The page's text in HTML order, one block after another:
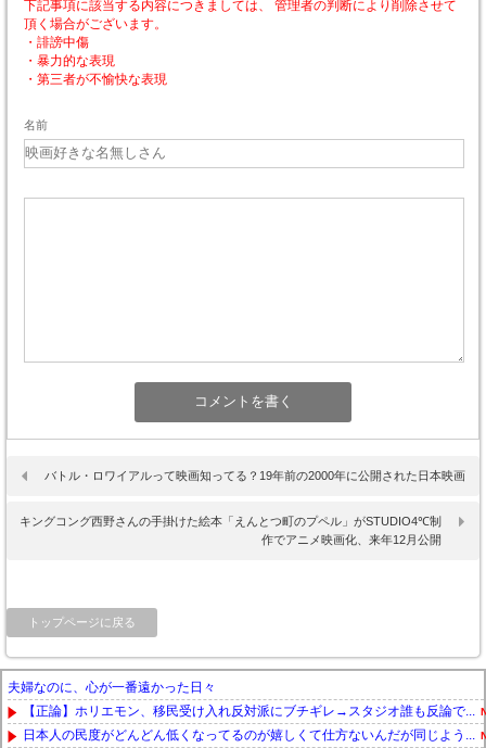
下記事項に該当する内容につきましては、 管理者の判断により削除させて
頂く場合がございます。
・誹謗中傷
・暴力的な表現
・第三者が不愉快な表現
名前
バトル・ロワイアルって映画知ってる？19年前の2000年に公開された日本映画
キングコング西野さんの手掛けた絵本「えんとつ町のプペル」がSTUDIO4℃制
作でアニメ映画化、来年12月公開
トップページに戻る
夫婦なのに、心が一番遠かった日々
【正論】ホリエモン、移民受け入れ反対派にブチギレ→スタジオ誰も反論で...
日本人の民度がどんどん低くなってるのが嬉しくて仕方ないんだが同じよう...